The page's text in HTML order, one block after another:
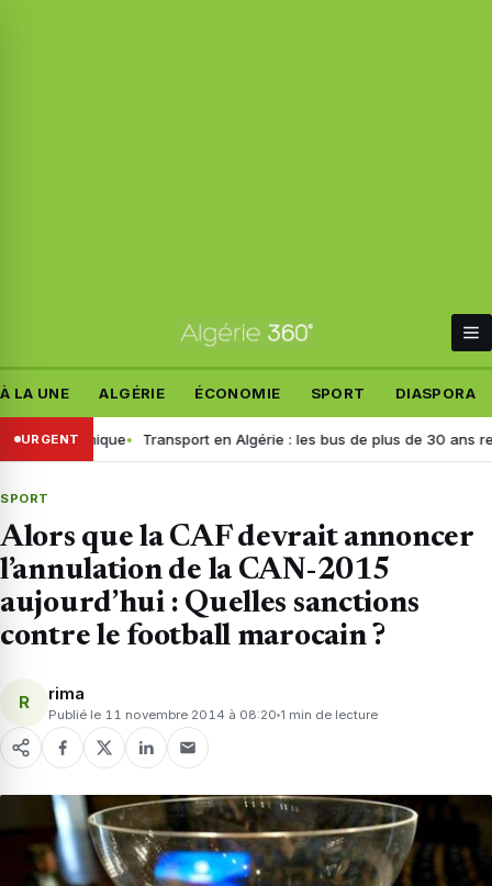
À LA UNE ALGÉRIE ÉCONOMIE SPORT DIASPORA
URGENT
polémique Transport en Algérie : les bus de plus de 30 ans
SPORT
Alors que la CAF devrait annoncer
l’annulation de la CAN-2015
aujourd’hui : Quelles sanctions
contre le football marocain ?
R rima
Publié le 11 novembre 2014 à 08:20 1 min de lecture